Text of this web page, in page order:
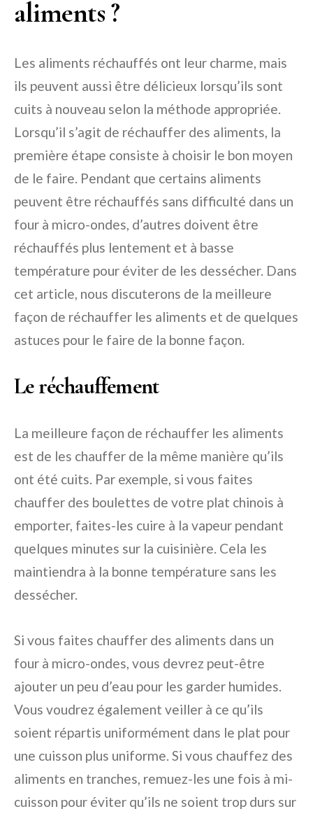
aliments ?
Les aliments réchauffés ont leur charme, mais
ils peuvent aussi être délicieux lorsqu’ils sont
cuits à nouveau selon la méthode appropriée.
Lorsqu’il s’agit de réchauffer des aliments, la
première étape consiste à choisir le bon moyen
de le faire. Pendant que certains aliments
peuvent être réchauffés sans difficulté dans un
four à micro-ondes, d’autres doivent être
réchauffés plus lentement et à basse
température pour éviter de les dessécher. Dans
cet article, nous discuterons de la meilleure
façon de réchauffer les aliments et de quelques
astuces pour le faire de la bonne façon.
Le réchauffement
La meilleure façon de réchauffer les aliments
est de les chauffer de la même manière qu’ils
ont été cuits. Par exemple, si vous faites
chauffer des boulettes de votre plat chinois à
emporter, faites-les cuire à la vapeur pendant
quelques minutes sur la cuisinière. Cela les
maintiendra à la bonne température sans les
dessécher.
Si vous faites chauffer des aliments dans un
four à micro-ondes, vous devrez peut-être
ajouter un peu d’eau pour les garder humides.
Vous voudrez également veiller à ce qu’ils
soient répartis uniformément dans le plat pour
une cuisson plus uniforme. Si vous chauffez des
aliments en tranches, remuez-les une fois à mi-
cuisson pour éviter qu’ils ne soient trop durs sur